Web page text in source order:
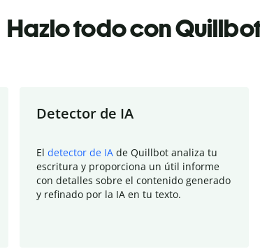
Hazlo todo con
Detector de IA
El detector de IA de Quillbot analiza tu
escritura y proporciona un útil informe
con detalles sobre el contenido generado
y refinado por la IA en tu texto.